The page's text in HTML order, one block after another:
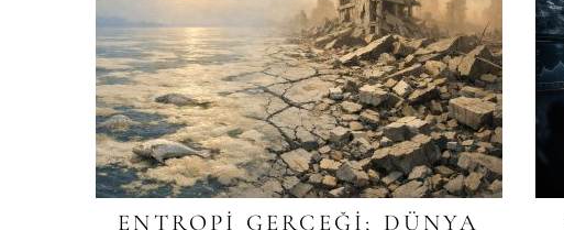
ENTROPI GERÇEĞI; DÜNYA